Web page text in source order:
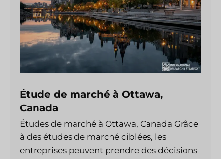
Étude de marché à Ottawa,
Canada
Études de marché à Ottawa, Canada Grâce
à des études de marché ciblées, les
entreprises peuvent prendre des décisions